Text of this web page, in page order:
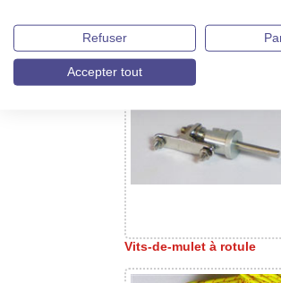
Guignols en aluminium
anodisé
Vits-de-mulet à rotule
Refuser
Accepter tout